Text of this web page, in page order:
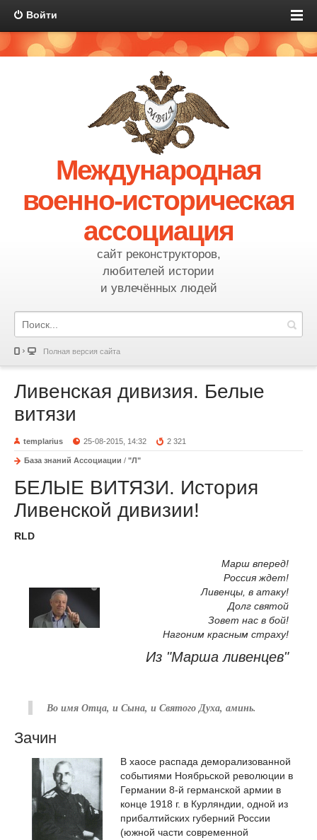
Войти
Международная
военно-историческая
ассоциация
сайт реконструкторов,
любителей истории
и увлечённых людей
Полная версия сайта
Ливенская дивизия. Белые
витязи
templarius 25-08-2015, 14:32 2 321
База знаний Ассоциации / "Л"
БЕЛЫЕ ВИТЯЗИ. История
Ливенской дивизии!
RLD
Марш вперед!
Россия ждет!
Ливенцы, в атаку!
Долг святой
Зовет нас в бой!
Нагоним красным страху!
Из "Марша ливенцев"
Во имя Отца, и Сына, и Святого Духа, аминь.
Зачин
В хаосе распада деморализованной
событиями Ноябрьской революции в
Германии 8-й германской армии в
конце 1918 г. в Курляндии, одной из
прибалтийских губерний России
(южной части современной